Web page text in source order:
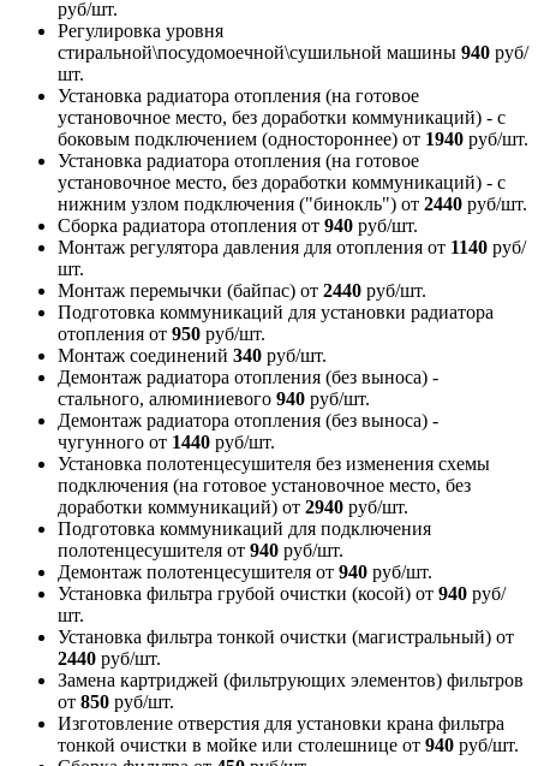
руб/шт.
Регулировка уровня
стиральной\посудомоечной\сушильной машины 940 руб/
шт.
Установка радиатора отопления (на готовое
установочное место, без доработки коммуникаций) - с
боковым подключением (одностороннее) от 1940 руб/шт.
Установка радиатора отопления (на готовое
установочное место, без доработки коммуникаций) - с
нижним узлом подключения ("бинокль") от 2440 руб/шт.
Сборка радиатора отопления от 940 руб/шт.
Монтаж регулятора давления для отопления от 1140 руб/
шт.
Монтаж перемычки (байпас) от 2440 руб/шт.
Подготовка коммуникаций для установки радиатора
отопления от 950 руб/шт.
Монтаж соединений 340 руб/шт.
Демонтаж радиатора отопления (без выноса) -
стального, алюминиевого 940 руб/шт.
Демонтаж радиатора отопления (без выноса) -
чугунного от 1440 руб/шт.
Установка полотенцесушителя без изменения схемы
подключения (на готовое установочное место, без
доработки коммуникаций) от 2940 руб/шт.
Подготовка коммуникаций для подключения
полотенцесушителя от 940 руб/шт.
Демонтаж полотенцесушителя от 940 руб/шт.
Установка фильтра грубой очистки (косой) от 940 руб/
шт.
Установка фильтра тонкой очистки (магистральный) от
2440 руб/шт.
Замена картриджей (фильтрующих элементов) фильтров
от 850 руб/шт.
Изготовление отверстия для установки крана фильтра
тонкой очистки в мойке или столешнице от 940 руб/шт.